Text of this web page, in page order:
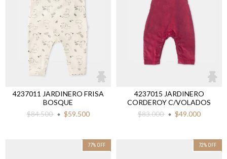
4237011 JARDINERO FRISA
BOSQUE
$84.500
$59.500
4237015 JARDINERO
CORDEROY C/VOLADOS
$83.000
$49.000
77% OFF 72% OFF